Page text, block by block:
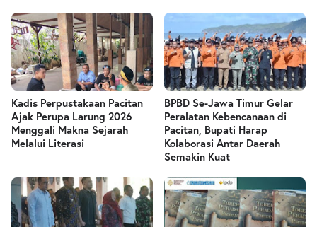
Kadis Perpustakaan Pacitan
Ajak Perupa Larung 2026
Menggali Makna Sejarah
Melalui Literasi
BPBD Se-Jawa Timur Gelar
Peralatan Kebencanaan di
Pacitan, Bupati Harap
Kolaborasi Antar Daerah
Semakin Kuat